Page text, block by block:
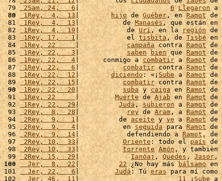
79
2Sam, 24,   6| 6 Llegaron a
80
1Rey,  4,  13| hijo de Guéber, en Ramot de
81 1Rey,  4,  13 |           de Manasés, que están en
82 1Rey,  4,  19 |            de Urí , en la región de
83 1Rey, 17,   1 |            el tisbita, de Tisbé en
84 1Rey, 22 | campaña contra Ramot de
85
1Rey, 22,   3 | saben bien que Ramot de
86
1Rey, 22,   4 |      conmigo a combatir a Ramot de
87 1Rey, 22,   6 | combatir contra Ramot de
88 1Rey, 22,  12| diciendo: «¡Sube a Ramot de
89 1Rey, 22,  15 | combatir contra Ramot de
90
1Rey, 22,  20| suba y caiga en Ramot de
91
1Rey, 22 | Muerte de Ajab en Ramot de
92 1Rey, 22,  29| Judá , subieron a Ramot de
93 2Rey,  8,  28 | rey de Aram , a Ramot de
94
2Rey,  9,   1 |          de aceite y ve a Ramot de
95 2Rey,  9,   4 |           en seguida para Ramot de
96 2Rey,  9,  14|            defendiendo a Ramot , de
97
2Rey, 10,  33 | Oriente : todo el país de
98 2Rey, 10,  33 | torrente Amón , y también
99 2Rey, 15,  29 | Ianóaj , Quedes, Jasor,
100
  Jer,  8,  22
| 22 ¿No hay más bálsamo en
101
  Jer, 22,   6
| Judá : Tú eras para mí como
102
  Jer, 46,  11
| 11 ¡ Sube a